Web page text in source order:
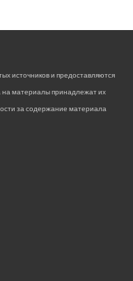
источников и предоставляются
на материалы принадлежат их
за содержание материала